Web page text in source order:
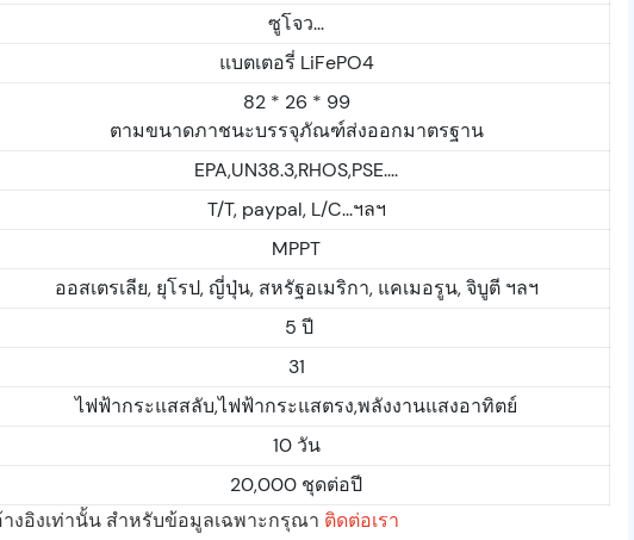
ซูโจว...
แบตเตอรี่ LiFePO4
82 * 26 * 99
ตามขนาดภาชนะบรรจุภัณฑ์ส่งออกมาตรฐาน
EPA,UN38.3,RHOS,PSE....
T/T, paypal, L/C...ฯลฯ
MPPT
ออสเตรเลีย, ยุโรป, ญี่ปุ่น, สหรัฐอเมริกา, แคเมอรูน, จิบูตี ฯลฯ
5 ปี
31
ไฟฟ้ากระแสสลับ,ไฟฟ้ากระแสตรง,พลังงานแสงอาทิตย์
10 วัน
20,000 ชุดต่อปี
งอิงเท่านั้น สำหรับข้อมูลเฉพาะกรุณา ติดต่อเรา